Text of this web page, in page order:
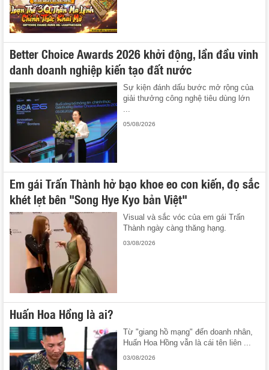
Better Choice Awards 2026 khởi động, lần đầu vinh
danh doanh nghiệp kiến tạo đất nước
Sự kiện đánh dấu bước mở rộng của
giải thưởng công nghệ tiêu dùng lớn
05/08/2026
Em gái Trấn Thành hở bạo khoe eo con kiến, đọ sắc
khét lẹt bên "Song Hye Kyo bản Việt"
Visual và sắc vóc của em gái Trấn
Thành ngày càng thăng hạng.
03/08/2026
Huấn Hoa Hồng là ai?
Từ "giang hồ mạng" đến doanh nhân,
Huấn Hoa Hồng vẫn là cái tên liên ...
03/08/2026